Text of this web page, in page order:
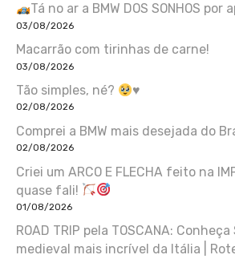
Tá no ar a BMW DOS SONHOS por
03/08/2026
Macarrão com tirinhas de carne!
03/08/2026
Tão simples, né? ♥️
02/08/2026
Comprei a BMW mais desejada do
02/08/2026
Criei um ARCO E FLECHA feito na
quase fali!
01/08/2026
ROAD TRIP pela TOSCANA:
medieval mais incrível da Itália |